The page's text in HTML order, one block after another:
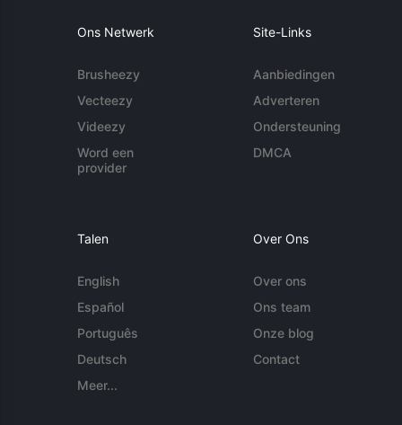
Ons Netwerk
Brusheezy
Vecteezy
Videezy
Word een
provider
Site-Links
Aanbiedingen
Adverteren
Ondersteuning
DMCA
Talen
English
Español
Português
Deutsch
Meer...
Over Ons
Over ons
Ons team
Onze blog
Contact